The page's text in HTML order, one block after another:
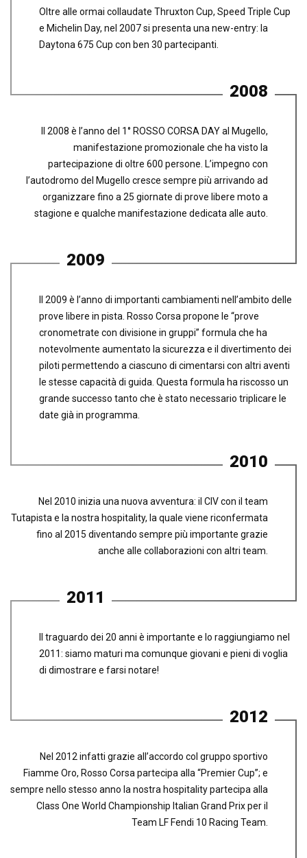
Oltre alle ormai collaudate Thruxton Cup, Speed Triple Cup
e Michelin Day, nel 2007 si presenta una new-entry: la
Daytona 675 Cup con ben 30 partecipanti.
2008
Il 2008 è l’anno del 1° ROSSO CORSA DAY al Mugello,
manifestazione promozionale che ha visto la
partecipazione di oltre 600 persone. L’impegno con
l’autodromo del Mugello cresce sempre più arrivando ad
organizzare fino a 25 giornate di prove libere moto a
stagione e qualche manifestazione dedicata alle auto.
2009
Il 2009 è l’anno di importanti cambiamenti nell’ambito delle
prove libere in pista. Rosso Corsa propone le “prove
cronometrate con divisione in gruppi” formula che ha
notevolmente aumentato la sicurezza e il divertimento dei
piloti permettendo a ciascuno di cimentarsi con altri aventi
le stesse capacità di guida. Questa formula ha riscosso un
grande successo tanto che è stato necessario triplicare le
date già in programma.
2010
Nel 2010 inizia una nuova avventura: il CIV con il team
Tutapista e la nostra hospitality, la quale viene riconfermata
fino al 2015 diventando sempre più importante grazie
anche alle collaborazioni con altri team.
2011
Il traguardo dei 20 anni è importante e lo raggiungiamo nel
2011: siamo maturi ma comunque giovani e pieni di voglia
di dimostrare e farsi notare!
2012
Nel 2012 infatti grazie all’accordo col gruppo sportivo
Fiamme Oro, Rosso Corsa partecipa alla “Premier Cup”; e
sempre nello stesso anno la nostra hospitality partecipa alla
Class One World Championship Italian Grand Prix per il
Team LF Fendi 10 Racing Team.